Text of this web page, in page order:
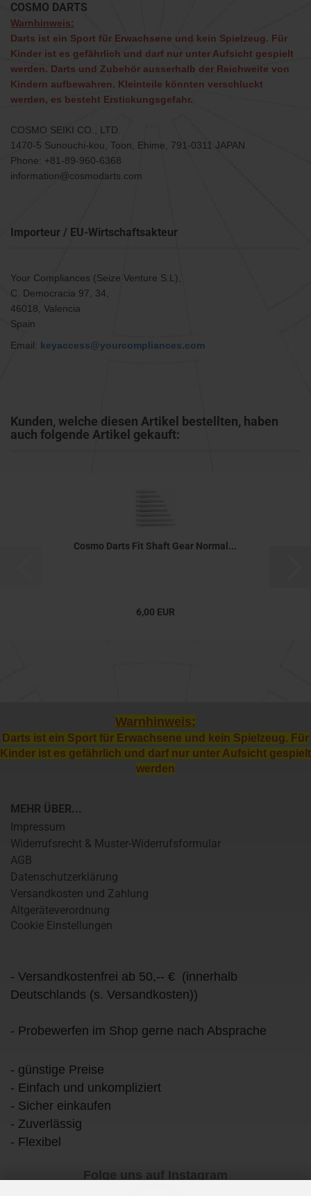
COSMO DARTS
Warnhinweis:
Darts ist ein Sport für Erwachsene und kein Spielzeug. Für
Kinder ist es gefährlich und darf nur unter Aufsicht gespielt
werden. Darts und Zubehör ausserhalb der Reichweite von
Kindern aufbewahren. Kleinteile könnten verschluckt
werden, es besteht Erstickungsgefahr.
COSMO SEIKI CO., LTD.
1470-5 Sunouchi-kou, Toon, Ehime, 791-0311 JAPAN
Phone: +81-89-960-6368
information@cosmodarts.com
Importeur / EU-Wirtschaftsakteur
Your Compliances (Seize Venture S.L),
C. Democracia 97, 34,
46018, Valencia
Spain
Email: keyaccess@yourcompliances.com
Kunden, welche diesen Artikel bestellten, haben
auch folgende Artikel gekauft:
Cosmo Darts Fit Shaft Gear Normal...
6,00 EUR
Warnhinweis:
Darts ist ein Sport für Erwachsene und kein Spielzeug. Für
Kinder ist es gefährlich und darf nur unter Aufsicht gespielt
werden
MEHR ÜBER...
Impressum
Widerrufsrecht & Muster-Widerrufsformular
AGB
Datenschutzerklärung
Versandkosten und Zahlung
Altgeräteverordnung
Cookie Einstellungen
- Versandkostenfrei ab 50,-- € (innerhalb
Deutschlands (s. Versandkosten))
- Probewerfen im Shop gerne nach Absprache
- günstige Preise
- Einfach und unkompliziert
- Sicher einkaufen
- Zuverlässig
- Flexibel
Folge uns auf Instagram